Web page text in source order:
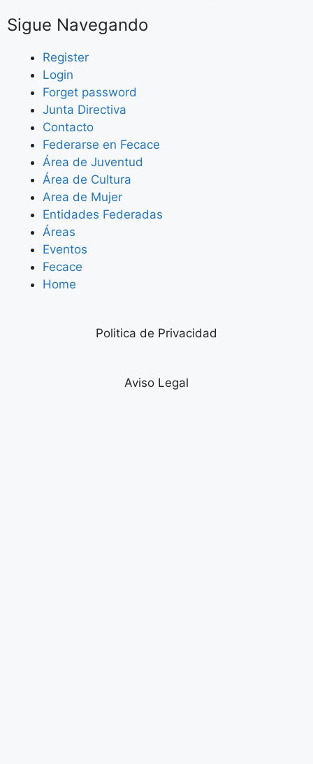
Sigue Navegando
Register
Login
Forget password
Junta Directiva
Contacto
Federarse en Fecace
Área de Juventud
Área de Cultura
Area de Mujer
Entidades Federadas
Áreas
Eventos
Fecace
Home
Politica de Privacidad
Aviso Legal